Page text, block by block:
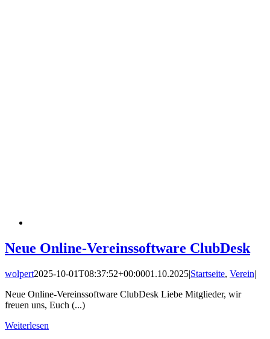
Neue Online-Vereinssoftware ClubDesk
wolpert2025-10-01T08:37:52+00:0001.10.2025|Startseite, Verein|
Neue Online-Vereinssoftware ClubDesk Liebe Mitglieder, wir
freuen uns, Euch (...)
Weiterlesen